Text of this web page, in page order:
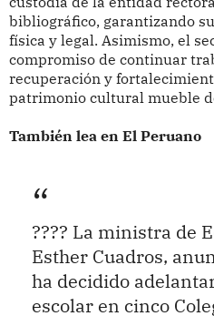
bibliográfico, garantizando
física y legal. Asimismo, el
compromiso de continuar
recuperación y
patrimonio cultural mueble
También lea en El Peruano
???? La ministra de
Esther Cuadros,
ha decidido
escolar en cinco